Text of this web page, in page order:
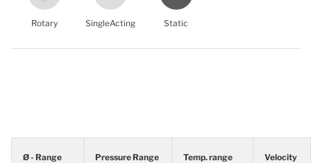
Rotary SingleActing Static
Ø - Range Pressure Range Temp. range Velocity